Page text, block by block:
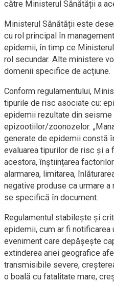
către Ministerul Sănătății a
Ministerul Sănătății este
cu rol principal în
epidemii, în timp ce
rol secundar. Alte ministere
domenii specifice de acțiune.
Conform regulamentului,
tipurile de risc asociate cu:
epidemii rezultate din
epizootiilor/zoonozelor.
generate de epidemii constă
evaluarea tipurilor de risc și a
acestora, înștiințarea
alarmarea, limitarea,
negative produse ca urmare
se specifică în document.
Regulamentul stabilește și
epidemii, cum ar fi notificarea
eveniment care depășește
extinderea ariei geografice
transmisibile severe,
o boală cu fatalitate mare,